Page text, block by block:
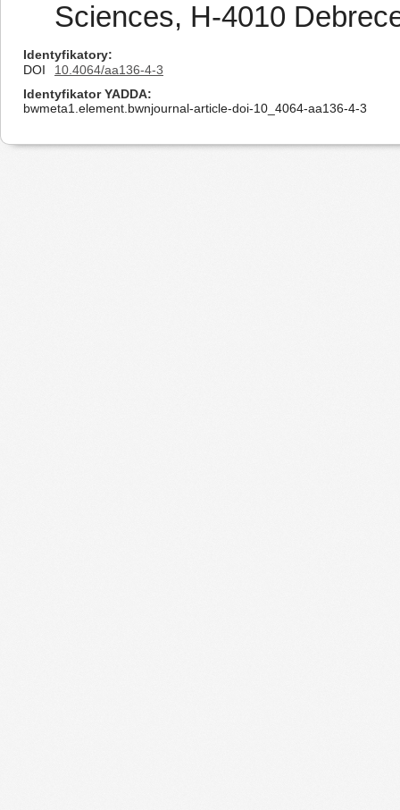
Sciences, H-4010
Identyfikatory
DOI
10.4064/aa136-4-3
Identyfikator YADDA
bwmeta1.element.bwnjournal-article-doi-10_4064-aa136-4-3